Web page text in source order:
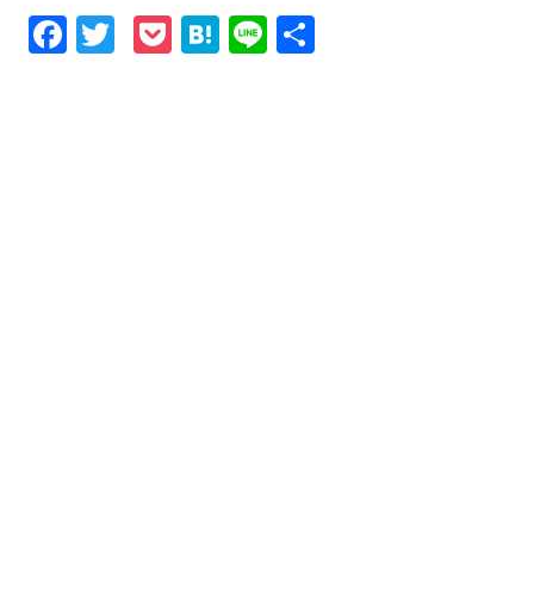
Facebook
TwitterPocket
Hatena
Line